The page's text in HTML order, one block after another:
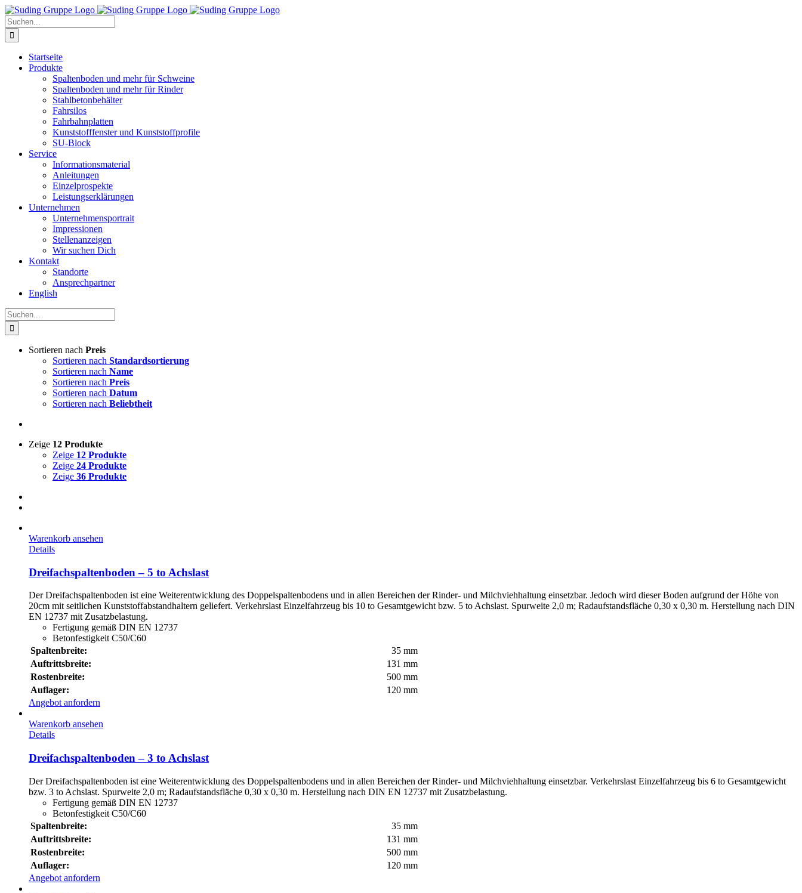
Zum
Inhalt
springen
Suche
nach:
Startseite
Produkte
Spaltenboden und mehr für Schweine
Spaltenboden und mehr für Rinder
Stahlbetonbehälter
Fahrsilos
Fahrbahnplatten
Kunststofffenster und Kunststoffprofile
SU-Block
Service
Informationsmaterial
Anleitungen
Einzelprospekte
Leistungserklärungen
Unternehmen
Unternehmensportrait
Impressionen
Stellenanzeigen
Wir suchen Dich
Kontakt
Standorte
Ansprechpartner
English
Suche
nach:
Sortieren nach Preis
Sortieren nach Standardsortierung
Sortieren nach Name
Sortieren nach Preis
Sortieren nach Datum
Sortieren nach Beliebtheit
Zeige 12 Produkte
Zeige 12 Produkte
Zeige 24 Produkte
Zeige 36 Produkte
Warenkorb ansehen
Details
Dreifachspaltenboden – 5 to Achslast
Der Dreifachspaltenboden ist eine Weiterentwicklung des Doppelspaltenbodens und in allen Bereichen der Rinder- und Milchviehhaltung einsetzbar. Jedoch wird dieser Boden aufgrund der Höhe von
20cm mit seitlichen Kunststoffabstandhaltern geliefert. Verkehrslast Einzelfahrzeug bis 10 to Gesamtgewicht bzw. 5 to Achslast. Spurweite 2,0 m; Radaufstandsfläche 0,30 x 0,30 m. Herstellung nach DIN
EN 12737 mit Zusatzbelastung.
Fertigung gemäß DIN EN 12737
Betonfestigkeit C50/C60
Spaltenbreite:
35 mm
Auftrittsbreite:
131 mm
Rostenbreite:
500 mm
Auflager:
120 mm
Angebot anfordern
Warenkorb ansehen
Details
Dreifachspaltenboden – 3 to Achslast
Der Dreifachspaltenboden ist eine Weiterentwicklung des Doppelspaltenbodens und in allen Bereichen der Rinder- und Milchviehhaltung einsetzbar. Verkehrslast Einzelfahrzeug bis 6 to Gesamtgewicht
bzw. 3 to Achslast. Spurweite 2,0 m; Radaufstandsfläche 0,30 x 0,30 m. Herstellung nach DIN EN 12737 mit Zusatzbelastung.
Fertigung gemäß DIN EN 12737
Betonfestigkeit C50/C60
Spaltenbreite:
35 mm
Auftrittsbreite:
131 mm
Rostenbreite:
500 mm
Auflager:
120 mm
Angebot anfordern